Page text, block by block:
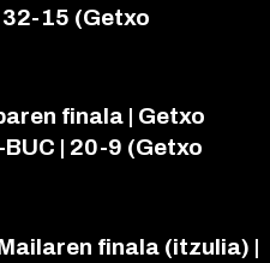
15 (Getxo
finala | Getxo
| 20-9 (Getxo
finala (itzulia) |